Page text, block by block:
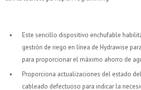
Este sencillo dispositivo enchufable
gestión de riego en línea de Hydrawise
para proporcionar el máximo ahorro de
Proporciona actualizaciones del estado
cableado defectuoso para indicar la
Comprá ahora y
Después, hasta
cuotas y sin tocar
tarjeta de crédito
Verifica si estás calificado para
Después:
Cédula de identidad
Estás calificado para comprar
¡Tenés hasta
para comprar en
Ups!
Parece que no tenes oferta,
inconveniente, por cualquier
¡Algo salió
Por favor intenta nuevamente
Comprá ahora y
Después, hasta
cuotas y sin tocar
tarjeta de crédito
Verifica si estás calificado para
Después:
Cédula de identidad
Estás calificado para comprar
¡Tenés hasta
para comprar en
Ups!
Parece que no tenes oferta,
inconveniente, por cualquier
¡Algo salió
Por favor intenta nuevamente